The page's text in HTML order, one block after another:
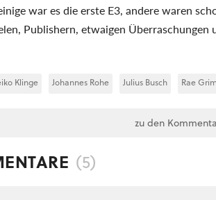
war es die erste E3, andere waren
Publishern, etwaigen
Klinge Johannes Rohe Julius Busch Rae
zu den
(5)